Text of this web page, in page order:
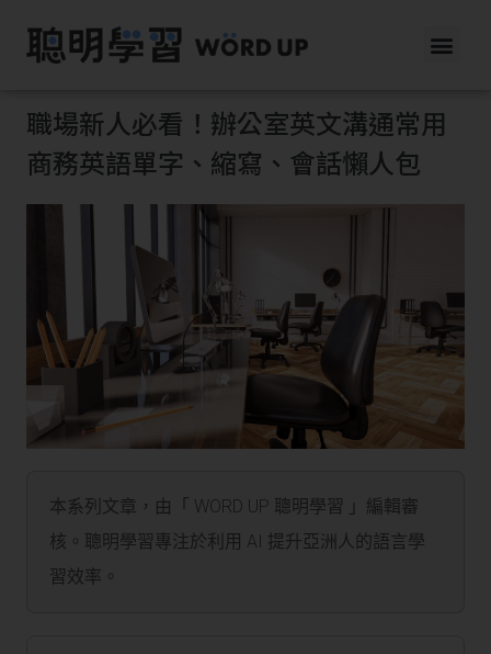
職場新人必看！辦公室英文溝通常用
商務英語單字、縮寫、會話懶人包
本系列文章，由「 WORD UP 聰明學習 」編輯審
核。聰明學習專注於利用 AI 提升亞洲人的語言學
習效率。